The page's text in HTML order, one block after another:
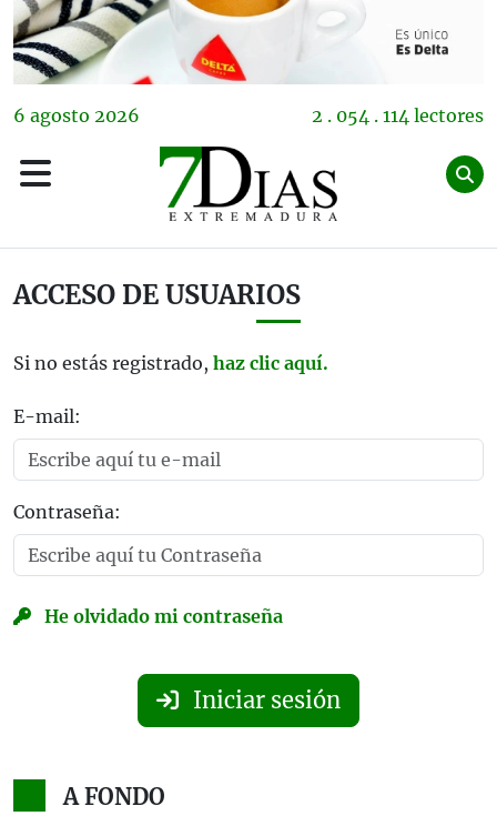
6 agosto 2026 2 . 054 . 114 lectores
ACCESO DE USUARIOS
Si no estás registrado, haz clic aquí.
E-mail:
Contraseña:
He olvidado mi contraseña
Iniciar sesión
A FONDO